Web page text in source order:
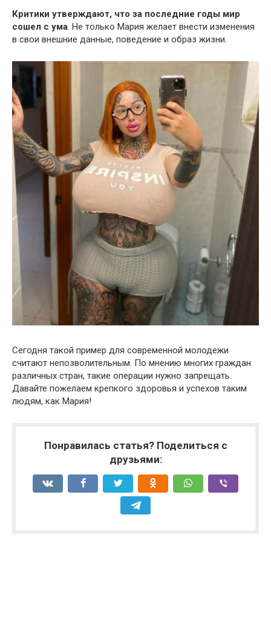
Критики утверждают, что за последние годы мир
сошел с ума. Не только Мария желает внести изменения
в свои внешние данные, поведение и образ жизни.
Сегодня такой пример для современной молодежи
считают непозволительным. По мнению многих граждан
различных стран, такие операции нужно запрещать.
Давайте пожелаем крепкого здоровья и успехов таким
людям, как Мария!
Понравилась статья? Поделиться с
друзьями: